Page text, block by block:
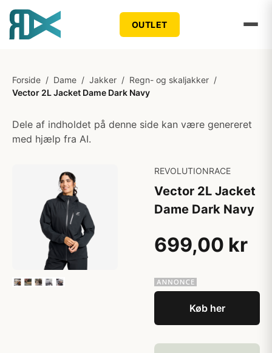
OUTLET
Forside / Dame / Jakker / Regn- og skaljakker /
Vector 2L Jacket Dame Dark Navy
Dele af indholdet på denne side kan være genereret
med hjælp fra AI.
REVOLUTIONRACE
Vector 2L Jacket
Dame Dark Navy
699,00 kr
Køb her